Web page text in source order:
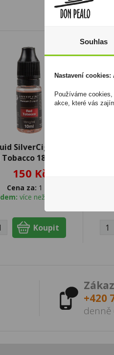
SilverCig 10ml
Tobacco 18mg/ml
150 Kč
Cena za: 1 ks
více než 500
+420
denně
Souhlas
Nastavení
Používáme
akce, které vás